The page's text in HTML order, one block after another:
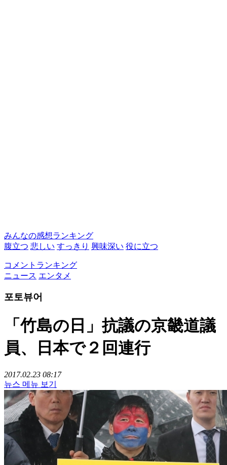
みんなの感想ランキング
腹立つ 悲しい すっきり 興味深い 役に立つ
コメントランキング
ニュース エンタメ
포토뷰어
「竹島の日」抗議の京畿道議
員、日本で２回連行
2017.02.23 08:17
뉴스 메뉴 보기